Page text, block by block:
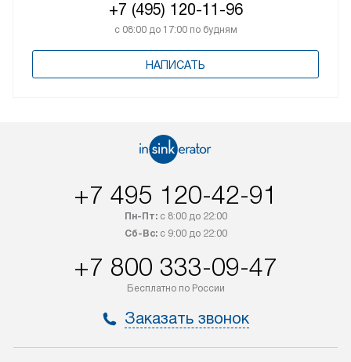
+7 (495) 120-11-96
с 08:00 до 17:00 по будням
НАПИСАТЬ
+7 495 120-42-91
Пн-Пт:с 8:00 до 22:00
Сб-Вс:с 9:00 до 22:00
+7 800 333-09-47
Бесплатно по России
Заказать звонок